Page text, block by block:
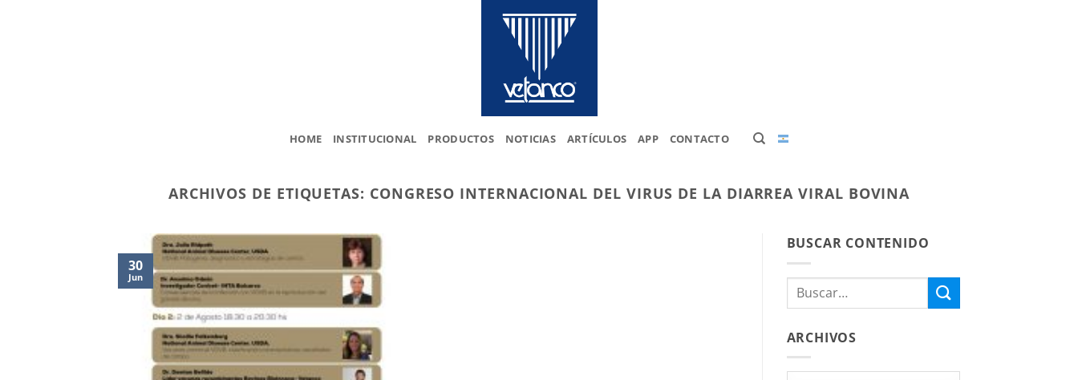
HOME INSTITUCIONAL PRODUCTOS NOTICIAS ARTÍCULOS APP CONTACTO
ARCHIVOS DE ETIQUETAS: CONGRESO INTERNACIONAL DEL VIRUS DE LA DIARREA VIRAL BOVINA
30
Jun
BUSCAR CONTENIDO
ARCHIVOS